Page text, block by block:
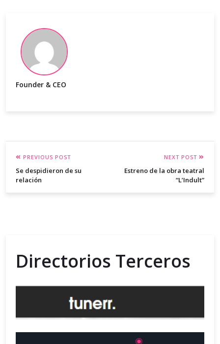
Founder & CEO
PREVIOUS POST
Se despidieron de su
relación
NEXT POST
Estreno de la obra teatral
“L’Indult”
Directorios Terceros